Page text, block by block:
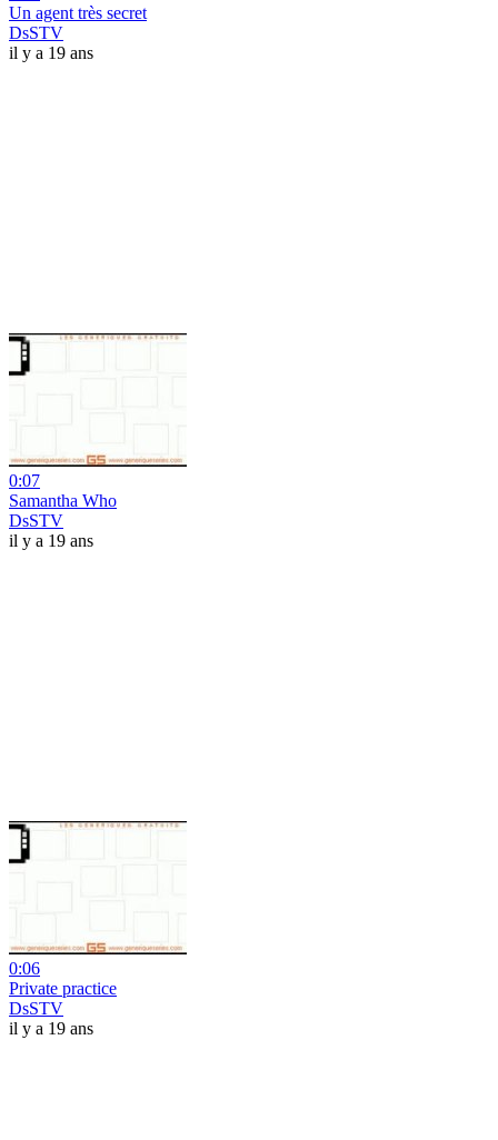
Un agent très secret
DsSTV
il y a 19 ans
0:07
Samantha Who
DsSTV
il y a 19 ans
0:06
Private practice
DsSTV
il y a 19 ans